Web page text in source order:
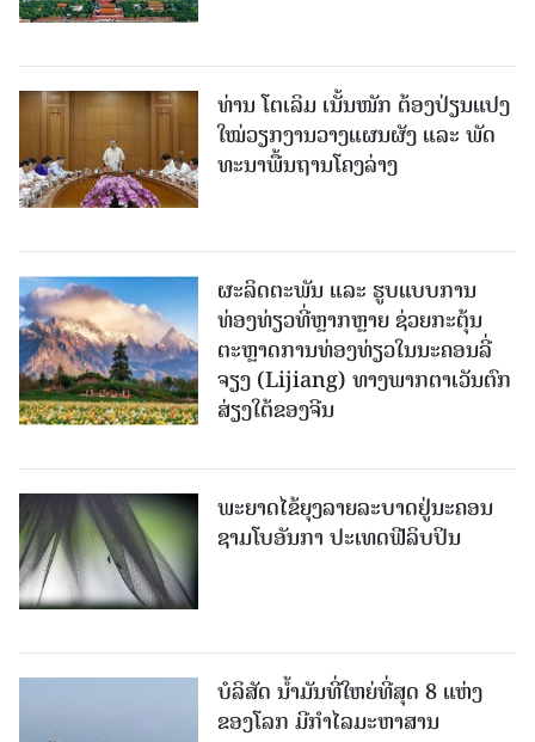
ທ່ານ ໂຕ​ເລິມ ເນັ້ນໜັກ ຕ້ອງ​ປ່ຽນ​ແປງ​
ໃໝ່​ວຽກ​ງານ​ວາງ​ແຜນ​ຜັງ ແລະ ​ພັດ​
ທະ​ນາ​ພື້ນ​ຖານ​ໂຄງ​ລ່າງ
ຜະລິດຕະພັນ ແລະ ຮູບແບບການ
ທ່ອງທ່ຽວທີ່ຫຼາກຫຼາຍ ຊ່ວຍກະຕຸ້ນ
ຕະຫຼາດການທ່ອງທ່ຽວໃນນະຄອນລີ່
ຈຽງ (Lijiang) ທາງພາກຕາເວັນຕົກ
ສ່ຽງໃຕ້ຂອງຈີນ
ພະຍາດໄຂ້ຍຸງລາຍລະບາດຢູ່ນະຄອນ
ຊາມໂບ​ອັນກາ ປະເທດຟີລິບປິນ
ບໍລິສັດ ນ້ຳມັນທີ່ໃຫຍ່ທີ່ສຸດ 8 ແຫ່ງ
ຂອງໂລກ ມີກຳໄລມະຫາສານ